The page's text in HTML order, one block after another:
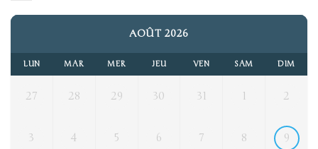
AOÛT 2026
LUN MAR MER JEU VEN SAM DIM
27 28 29 30 31 1 2
3 4 5 6 7 8 9